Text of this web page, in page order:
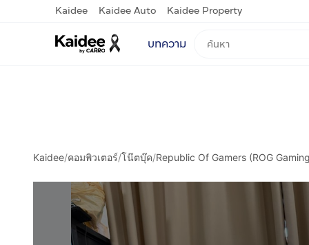
Kaidee Kaidee Auto Kaidee Property
บทความ
Kaidee/คอมพิวเตอร์/โน๊ตบุ๊ค/Republic Of Gamers (ROG